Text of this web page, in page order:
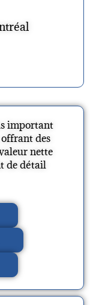
important
des
nette
de détail